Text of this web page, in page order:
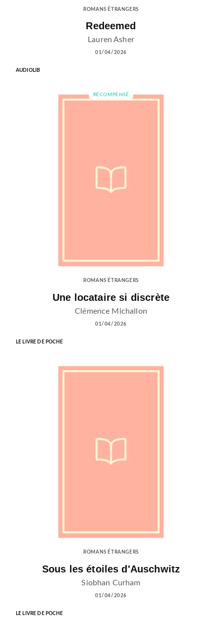
ROMANS ÉTRANGERS
Redeemed
Lauren Asher
01/04/2026
AUDIOLIB
RÉCOMPENSÉ
ROMANS ÉTRANGERS
Une locataire si discrète
Clémence Michallon
01/04/2026
LE LIVRE DE POCHE
ROMANS ÉTRANGERS
Sous les étoiles d'Auschwitz
Siobhan Curham
01/04/2026
LE LIVRE DE POCHE